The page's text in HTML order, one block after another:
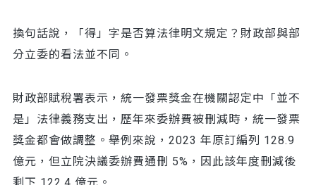
換句話說，「得」字是否算法律明文規定？財政部與部
分立委的看法並不同。
財政部賦稅署表示，統一發票獎金在機關認定中「並不
是」法律義務支出，歷年來委辦費被刪減時，統一發票
獎金都會做調整。舉例來說，2023 年原訂編列 128.9
億元，但立院決議委辦費通刪 5%，因此該年度刪減後